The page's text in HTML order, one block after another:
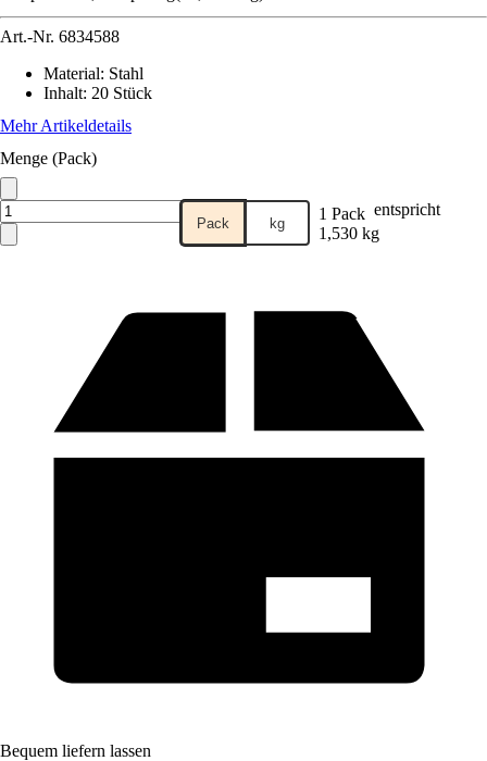
Art.-Nr. 6834588
Material: Stahl
Inhalt: 20 Stück
Mehr Artikeldetails
Menge (Pack)
Pack kg 1 Pack entspricht
1,530 kg
Bequem liefern lassen